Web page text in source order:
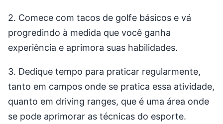
2. Comece com tacos de golfe básicos e vá
progredindo à medida que você ganha
experiência e aprimora suas habilidades.
3. Dedique tempo para praticar regularmente,
tanto em campos onde se pratica essa atividade,
quanto em driving ranges, que é uma área onde
se pode aprimorar as técnicas do esporte.